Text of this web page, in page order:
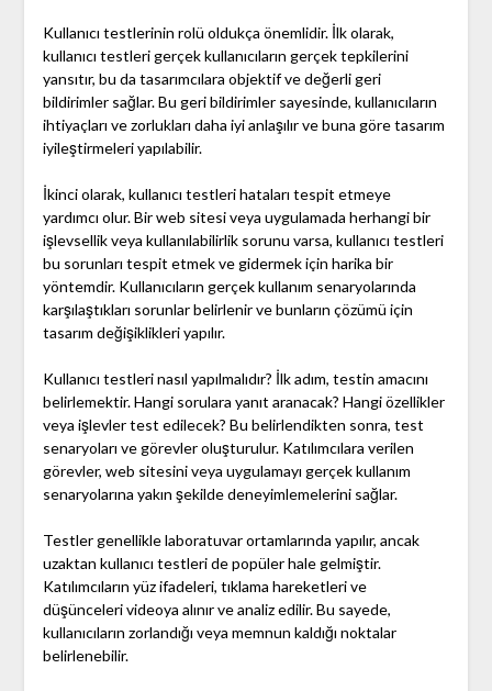
Kullanıcı testlerinin rolü oldukça önemlidir. İlk olarak,
kullanıcı testleri gerçek kullanıcıların gerçek tepkilerini
yansıtır, bu da tasarımcılara objektif ve değerli geri
bildirimler sağlar. Bu geri bildirimler sayesinde, kullanıcıların
ihtiyaçları ve zorlukları daha iyi anlaşılır ve buna göre tasarım
iyileştirmeleri yapılabilir.
İkinci olarak, kullanıcı testleri hataları tespit etmeye
yardımcı olur. Bir web sitesi veya uygulamada herhangi bir
işlevsellik veya kullanılabilirlik sorunu varsa, kullanıcı testleri
bu sorunları tespit etmek ve gidermek için harika bir
yöntemdir. Kullanıcıların gerçek kullanım senaryolarında
karşılaştıkları sorunlar belirlenir ve bunların çözümü için
tasarım değişiklikleri yapılır.
Kullanıcı testleri nasıl yapılmalıdır? İlk adım, testin amacını
belirlemektir. Hangi sorulara yanıt aranacak? Hangi özellikler
veya işlevler test edilecek? Bu belirlendikten sonra, test
senaryoları ve görevler oluşturulur. Katılımcılara verilen
görevler, web sitesini veya uygulamayı gerçek kullanım
senaryolarına yakın şekilde deneyimlemelerini sağlar.
Testler genellikle laboratuvar ortamlarında yapılır, ancak
uzaktan kullanıcı testleri de popüler hale gelmiştir.
Katılımcıların yüz ifadeleri, tıklama hareketleri ve
düşünceleri videoya alınır ve analiz edilir. Bu sayede,
kullanıcıların zorlandığı veya memnun kaldığı noktalar
belirlenebilir.